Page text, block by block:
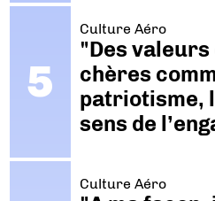
Culture Aéro
"Des valeurs
chères
patriotisme,
sens de
Culture Aéro